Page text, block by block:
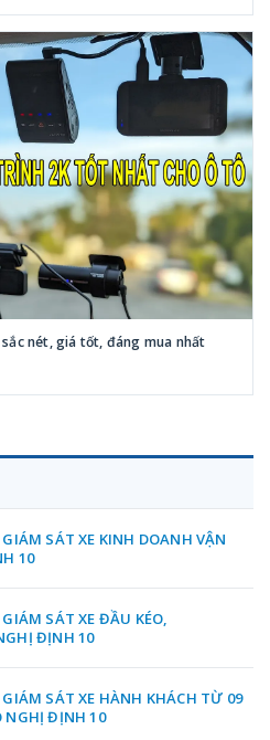
nét, giá tốt, đáng mua nhất
SÁT XE KINH DOANH VẬN
10
SÁT XE ĐẦU KÉO,
ĐỊNH 10
SÁT XE HÀNH KHÁCH TỪ 09
NGHỊ ĐỊNH 10